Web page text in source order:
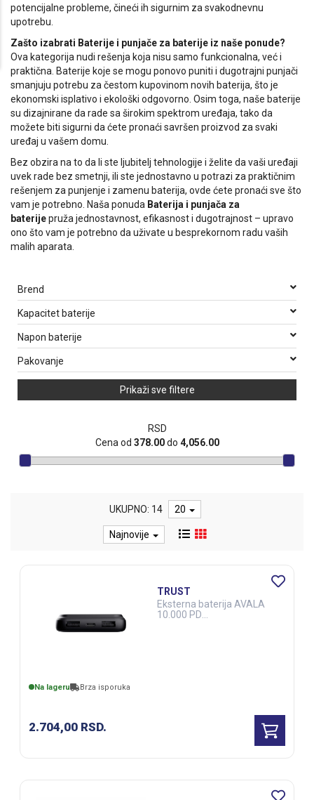
potencijalne probleme, čineći ih sigurnim za svakodnevnu
upotrebu.
Zašto izabrati Baterije i punjače za baterije iz naše ponude?
Ova kategorija nudi rešenja koja nisu samo funkcionalna, već i
praktična. Baterije koje se mogu ponovo puniti i dugotrajni punjači
smanjuju potrebu za čestom kupovinom novih baterija, što je
ekonomski isplativo i ekološki odgovorno. Osim toga, naše baterije
su dizajnirane da rade sa širokim spektrom uređaja, tako da
možete biti sigurni da ćete pronaći savršen proizvod za svaki
uređaj u vašem domu.
Bez obzira na to da li ste ljubitelj tehnologije i želite da vaši uređaji
uvek rade bez smetnji, ili ste jednostavno u potrazi za praktičnim
rešenjem za punjenje i zamenu baterija, ovde ćete pronaći sve što
vam je potrebno. Naša ponuda Baterija i punjača za
baterijepruža jednostavnost, efikasnost i dugotrajnost – upravo
ono što vam je potrebno da uživate u besprekornom radu vaših
malih aparata.
Brend
Kapacitet baterije
Napon baterije
Pakovanje
Prikaži sve filtere
RSD
Cena od 378.00do 4,056.00
UKUPNO: 14 20
Najnovije
Na lageru Brza isporuka
2.704,00 RSD.
TRUST
Eksterna baterija AVALA
10.000 PD